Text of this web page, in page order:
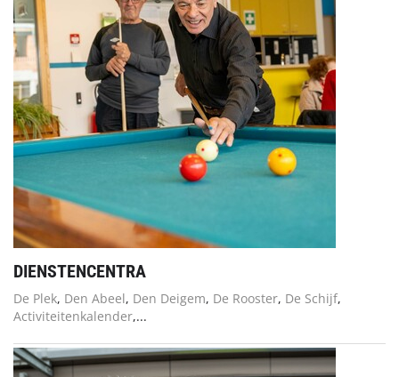
DIENSTENCENTRA
De Plek, Den Abeel, Den Deigem, De Rooster, De Schijf,
Activiteitenkalender,...